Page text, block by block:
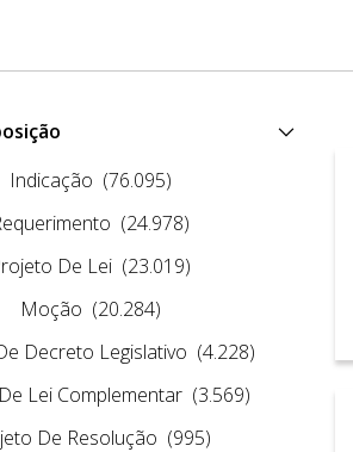
Indicação (76.095)
(24.978)
De Lei (23.019)
Moção (20.284)
Decreto Legislativo (4.228)
Lei Complementar (3.569)
De Resolução (995)